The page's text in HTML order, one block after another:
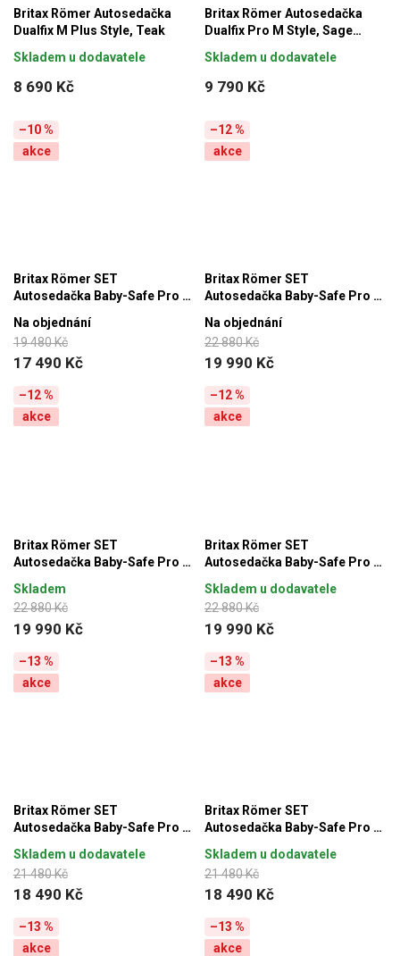
Britax Römer Autosedačka
Dualfix M Plus Style, Teak
8 690 Kč
Skladem u dodavatele
Britax Römer Autosedačka
Dualfix Pro M Style, Sage
9 790 Kč
Skladem u dodavatele
–10 %
akce
Britax Römer SET
Autosedačka Baby-Safe Pro +
Dualfix 5z Classic, Deep Black
19 480 Kč
17 490 Kč
Na objednání
–12 %
akce
Britax Römer SET
Autosedačka Baby-Safe Pro +
Dualfix 5z Lux, Soft Taupe
22 880 Kč
19 990 Kč
Na objednání
–12 %
akce
Britax Römer SET
Autosedačka Baby-Safe Pro +
Dualfix 5z Lux, Urban Olive
22 880 Kč
19 990 Kč
Skladem
–12 %
akce
Britax Römer SET
Autosedačka Baby-Safe Pro +
Dualfix 5z Lux, Warm Caramel
22 880 Kč
19 990 Kč
Skladem u dodavatele
–13 %
akce
Britax Römer SET
Autosedačka Baby-Safe Pro +
Dualfix 5z Style, Carbon Black
21 480 Kč
18 490 Kč
Skladem u dodavatele
–13 %
akce
Britax Römer SET
Autosedačka Baby-Safe Pro +
Dualfix 5z Style, Harbor Blue
21 480 Kč
18 490 Kč
Skladem u dodavatele
–13 %
akce
–13 %
akce